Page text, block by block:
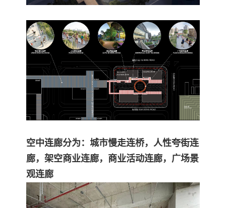
空中连廊分为：城市慢走连桥，人性夸街连
廊，架空商业连廊，商业活动连廊，广场景
观连廊